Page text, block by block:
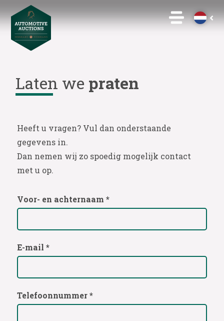
Laten we praten
Heeft u vragen? Vul dan onderstaande
gegevens in.
Dan nemen wij zo spoedig mogelijk contact
met u op.
Voor- en achternaam *
E-mail *
Telefoonnummer *